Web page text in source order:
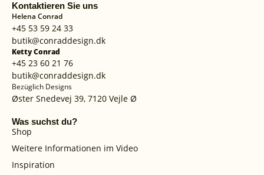
Kontaktieren Sie uns
Helena Conrad
+45 53 59 24 33
butik@conraddesign.dk
Ketty Conrad
+45 23 60 21 76
butik@conraddesign.dk
Bezüglich Designs
Øster Snedevej 39, 7120 Vejle Ø
Was suchst du?
Shop
Weitere Informationen im Video
Inspiration